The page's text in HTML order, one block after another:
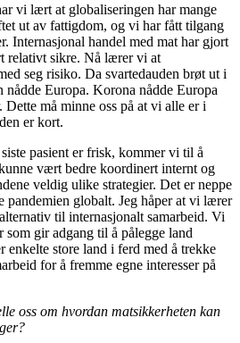
vi lært at globaliseringen har mange
ut av fattigdom, og vi har fått tilgang
Internasjonal handel med mat har gjort
relativt sikre. Nå lærer vi at
seg risiko. Da svartedauden brøt ut i
Europa. Korona nådde Europa
Dette må minne oss på at vi alle er i
er kort.
pasient er frisk, kommer vi til å
vært bedre koordinert internt og
veldig ulike strategier. Det er neppe
pandemien globalt. Jeg håper at vi lærer
til internasjonalt samarbeid. Vi
som gir adgang til å pålegge land
enkelte store land i ferd med å trekke
for å fremme egne interesser på
oss om hvordan matsikkerheten kan